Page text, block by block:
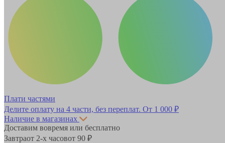
Плати частями
Делите оплату на 4 части, без переплат. От 1 000 ₽
Наличие в магазинах
Доставим вовремя или бесплатно
Завтраот 2-х часовот 90 ₽